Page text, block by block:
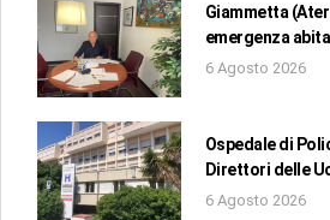
Giammetta
emergenza
6 Agosto 2026
Ospedale di
Direttori delle
6 Agosto 2026